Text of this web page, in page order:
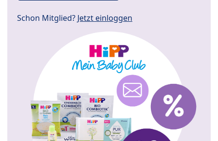
Schon Mitglied? Jetzt einloggen